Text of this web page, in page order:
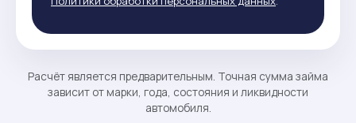
Расчёт является предварительным. Точная сумма займа
зависит от марки, года, состояния и ликвидности
автомобиля.